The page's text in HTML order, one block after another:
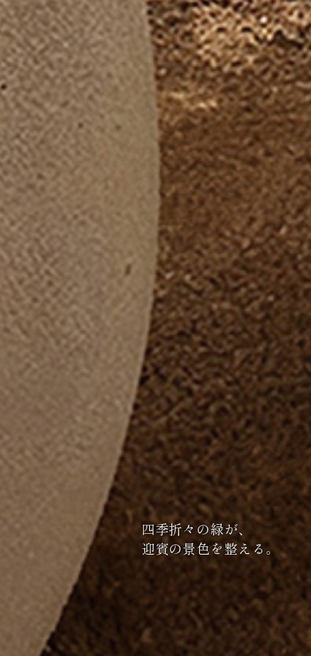
四季折々の緑が、
迎賓の景色を整える。
開放的なジムでは、
光や緑もトレーナー。